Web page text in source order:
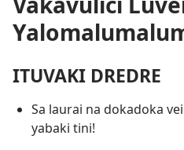
ITUVAKI DREDRE
Sa laurai na dokadoka
yabaki tini!